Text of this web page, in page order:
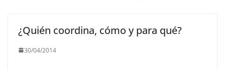
¿Quién coordina, cómo y para qué?
30/04/2014